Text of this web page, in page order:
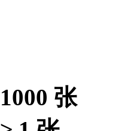
1000 张